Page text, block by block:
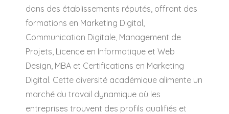
dans des établissements réputés, offrant des
formations en Marketing Digital,
Communication Digitale, Management de
Projets, Licence en Informatique et Web
Design, MBA et Certifications en Marketing
Digital. Cette diversité académique alimente un
marché du travail dynamique où les
entreprises trouvent des profils qualifiés et